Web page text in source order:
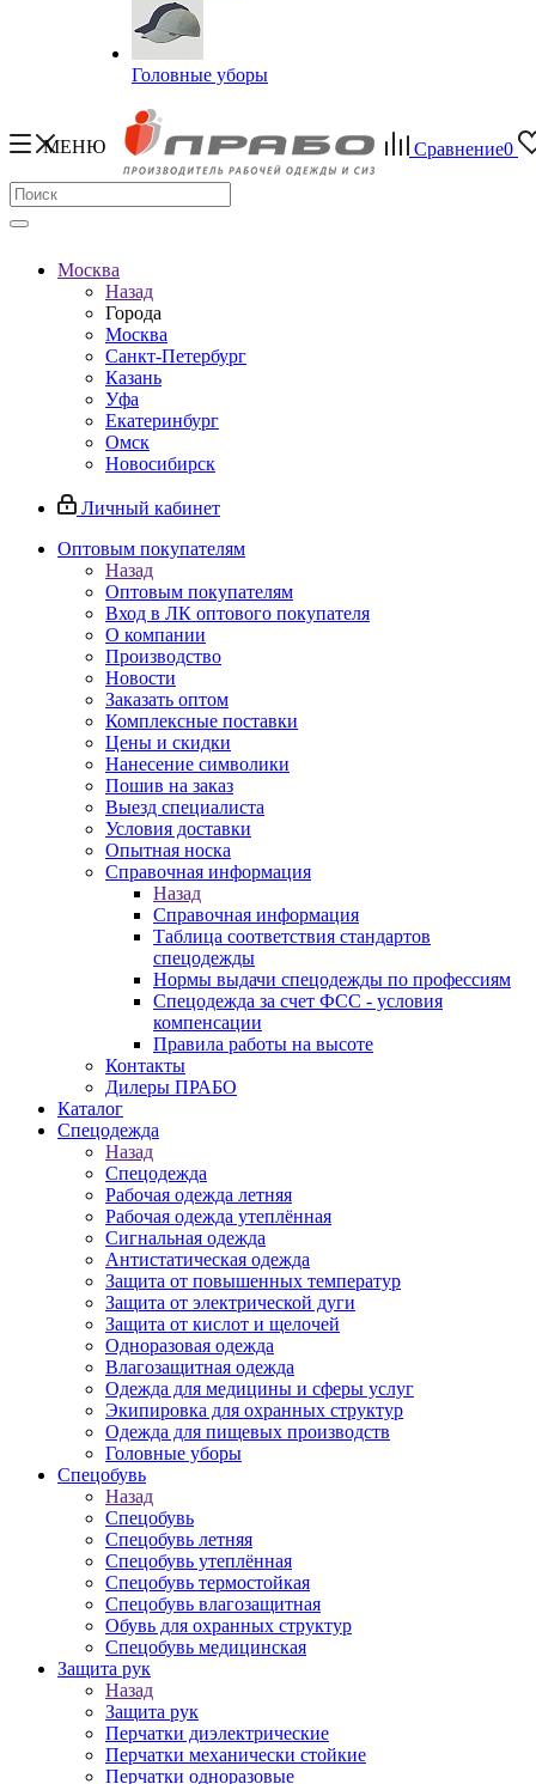
Головные уборы
МЕНЮ Сравнение0
Москва
Назад
Города
Москва
Санкт-Петербург
Казань
Уфа
Екатеринбург
Омск
Новосибирск
Личный кабинет
Оптовым покупателям
Назад
Оптовым покупателям
Вход в ЛК оптового покупателя
О компании
Производство
Новости
Заказать оптом
Комплексные поставки
Цены и скидки
Нанесение символики
Пошив на заказ
Выезд специалиста
Условия доставки
Опытная носка
Справочная информация
Назад
Справочная информация
Таблица соответствия стандартов
спецодежды
Нормы выдачи спецодежды по профессиям
Спецодежда за счет ФСС - условия
компенсации
Правила работы на высоте
Контакты
Дилеры ПРАБО
Каталог
Спецодежда
Назад
Спецодежда
Рабочая одежда летняя
Рабочая одежда утеплённая
Сигнальная одежда
Антистатическая одежда
Защита от повышенных температур
Защита от электрической дуги
Защита от кислот и щелочей
Одноразовая одежда
Влагозащитная одежда
Одежда для медицины и сферы услуг
Экипировка для охранных структур
Одежда для пищевых производств
Головные уборы
Спецобувь
Назад
Спецобувь
Спецобувь летняя
Спецобувь утеплённая
Спецобувь термостойкая
Спецобувь влагозащитная
Обувь для охранных структур
Спецобувь медицинская
Защита рук
Назад
Защита рук
Перчатки диэлектрические
Перчатки механически стойкие
Перчатки одноразовые